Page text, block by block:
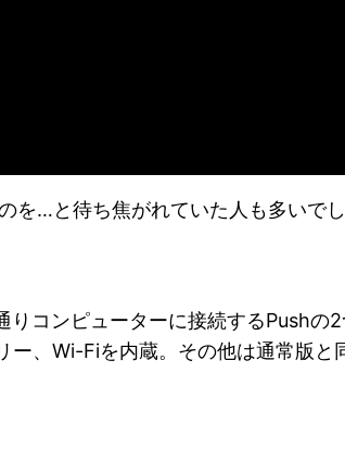
…と待ち焦がれていた人も多いで
りコンピューターに接続するPushの
、Wi-Fiを内蔵。その他は通常版と